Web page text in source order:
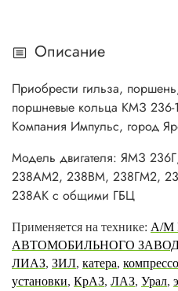
Описание
Приобрести гильза,
поршневые кольца КМЗ
Компания Импульс, город
Модель двигателя: ЯМЗ
238АМ2, 238ВМ, 238ГМ2,
238АК с общими ГБЦ
Применяется на технике: А/М
АВТОМОБИЛЬНОГО
ЛИАЗ, ЗИЛ, катера,
установки, КрАЗ, ЛАЗ, Урал,